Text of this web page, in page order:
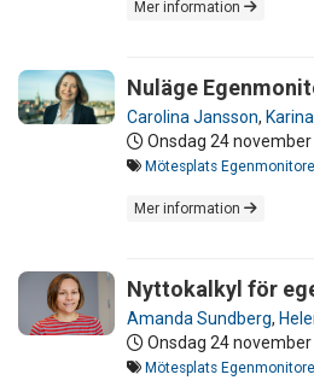
Mer information
Nuläge
Carolina Jansson,
Onsdag 24 november
Mötesplats
Mer information
Nyttokalkyl för
Amanda Sundberg,
Onsdag 24 november
Mötesplats